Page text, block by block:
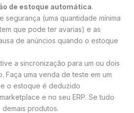
de estoque automática.
segurança (uma quantidade mínima
que pode ter avarias) e as
de anúncios quando o estoque
a sincronização para um ou dois
Faça uma venda de teste em um
o estoque é deduzido
e no seu ERP. Se tudo
produtos.